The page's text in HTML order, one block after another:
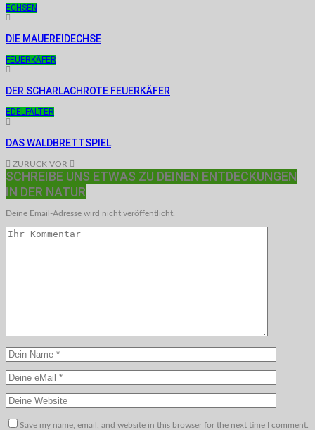
ECHSEN
DIE MAUEREIDECHSE
FEUERKÄFER
DER SCHARLACHROTE FEUERKÄFER
EDELFALTER
DAS WALDBRETTSPIEL
ZURÜCK VOR
SCHREIBE UNS ETWAS ZU DEINEN ENTDECKUNGEN
IN DER NATUR
Deine Email-Adresse wird nicht veröffentlicht.
Save my name, email, and website in this browser for the next time I comment.